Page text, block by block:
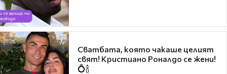
Сватбата, която чакаше целият
свят! Кристиано Роналдо се жени!
💍🍾